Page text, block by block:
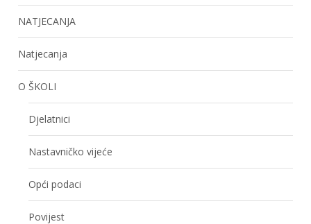
NATJECANJA
Natjecanja
O ŠKOLI
Djelatnici
Nastavničko vijeće
Opći podaci
Povijest